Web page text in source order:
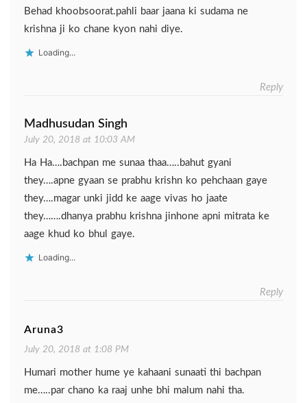
Behad khoobsoorat.pahli baar jaana ki sudama ne
krishna ji ko chane kyon nahi diye.
Loading...
Reply
Madhusudan Singh
July 20, 2018 at 10:03 AM
Ha Ha….bachpan me sunaa thaa…..bahut gyani
they….apne gyaan se prabhu krishn ko pehchaan gaye
they….magar unki jidd ke aage vivas ho jaate
they…….dhanya prabhu krishna jinhone apni mitrata ke
aage khud ko bhul gaye.
Loading...
Reply
Aruna3
July 20, 2018 at 1:08 PM
Humari mother hume ye kahaani sunaati thi bachpan
me…..par chano ka raaj unhe bhi malum nahi tha.